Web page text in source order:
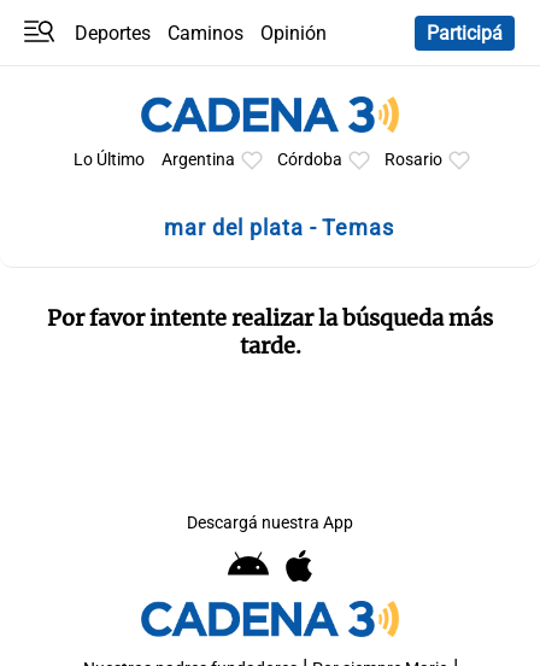
Deportes Caminos
Opinión
Participá
Lo Último Argentina Córdoba Rosario
mar del plata - Temas
Por favor intente realizar la búsqueda más
tarde.
Descargá nuestra App